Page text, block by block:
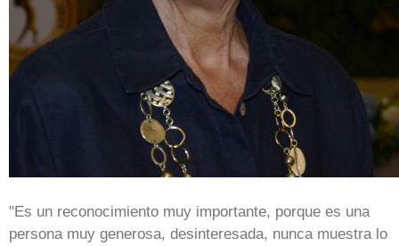
"Es un reconocimiento muy importante, porque es una
persona muy generosa, desinteresada, nunca muestra lo